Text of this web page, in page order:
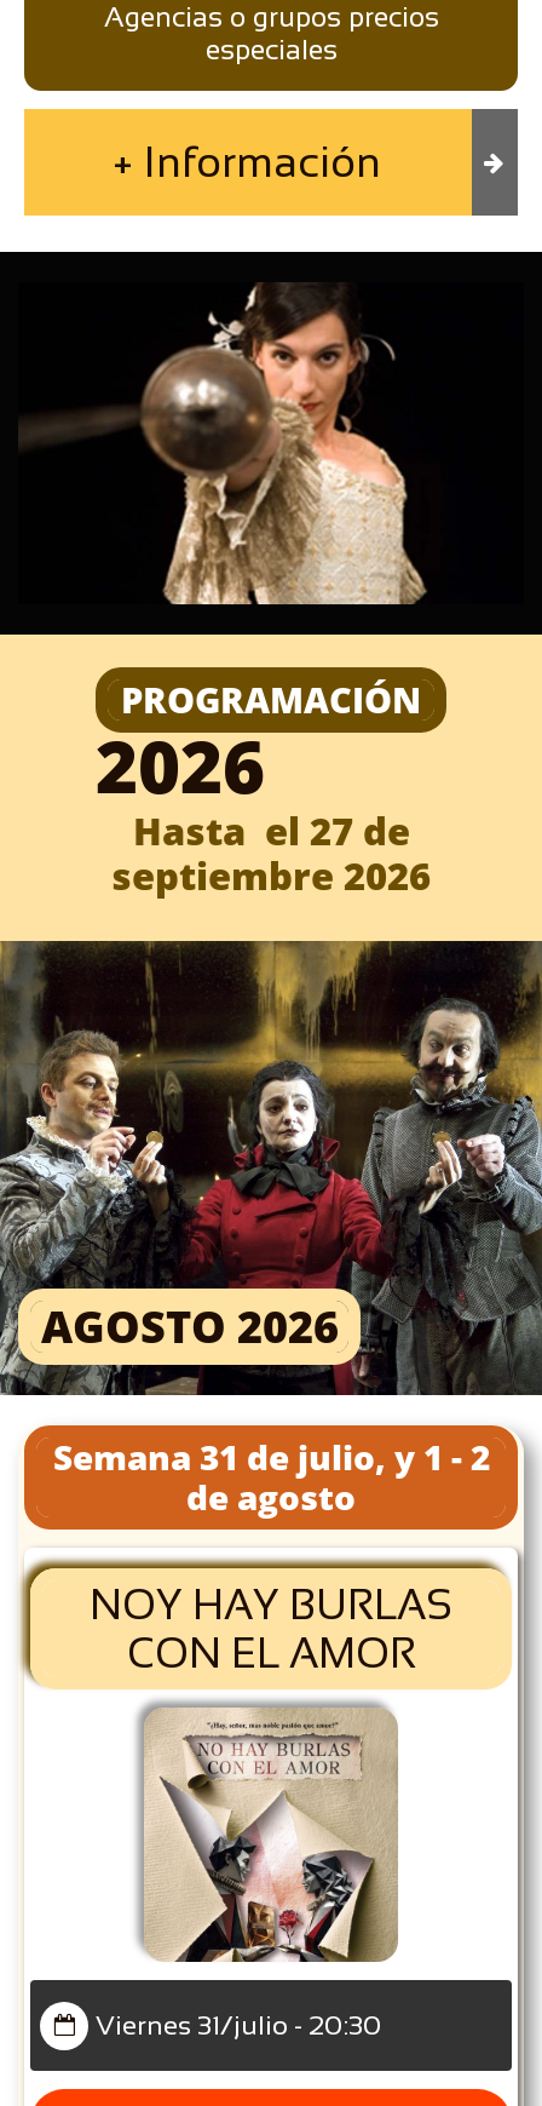
Agencias o grupos precios
especiales
+ Información 
PROGRAMACIÓN
2026
Hasta el 27 de
septiembre 2026
AGOSTO 2026
Semana 31 de julio, y 1 - 2
de agosto
NOY HAY BURLAS
CON EL AMOR
Viernes 31/julio - 20:30
